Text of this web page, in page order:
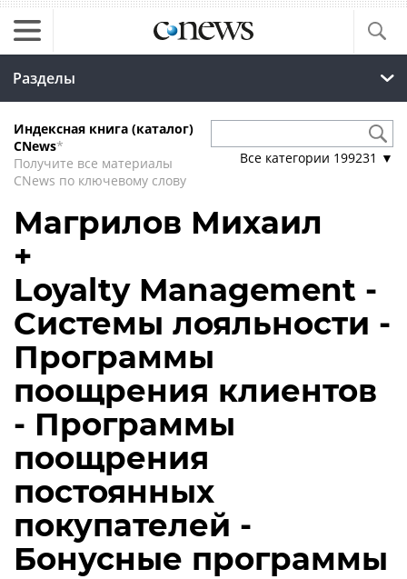
Разделы
Индексная книга (каталог)
CNews*
Получите все материалы
CNews по ключевому слову
Все категории 199231 ▼
Магрилов Михаил
+
Loyalty Management -
Системы лояльности -
Программы
поощрения клиентов
- Программы
поощрения
постоянных
покупателей -
Бонусные программы